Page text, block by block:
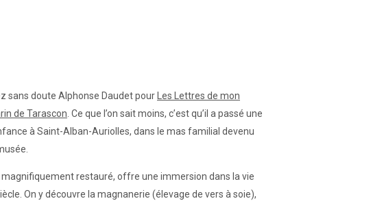
sans doute Alphonse Daudet pour Les Lettres de mon
de Tarascon. Ce que l’on sait moins, c’est qu’il a passé une
à Saint-Alban-Auriolles, dans le mas familial devenu
magnifiquement restauré, offre une immersion dans la vie
On y découvre la magnanerie (élevage de vers à soie),